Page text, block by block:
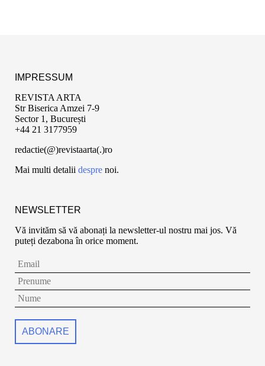
IMPRESSUM
REVISTA ARTA
Str Biserica Amzei 7-9
Sector 1, București
+44 21 3177959
redactie(@)revistaarta(.)ro
Mai multi detalii despre noi.
NEWSLETTER
Vă invităm să vă abonați la newsletter-ul nostru mai jos. Vă
puteți dezabona în orice moment.